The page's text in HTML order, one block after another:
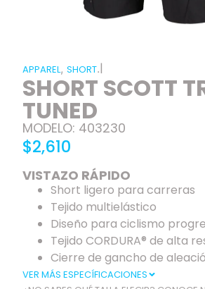
APPAREL, SHORT.|
SHORT SCOTT
TUNED
MODELO: 403230
$2,610
VISTAZO RÁPIDO
Short ligero para carreras
Tejido multielástico
Diseño para ciclismo
Tejido CORDURA® de alta
Cierre de gancho de
VER MÁS ESPECÍFICACIONES